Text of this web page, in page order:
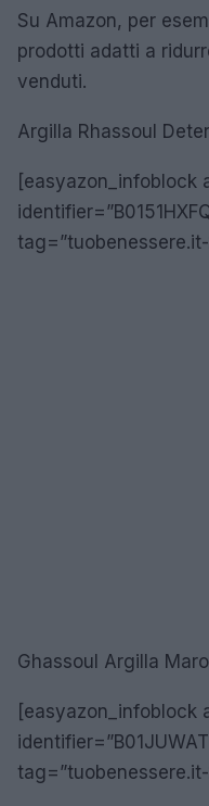
Su Amazon, per
prodotti adatti a
venduti.
Argilla Rhassoul
[easyazon_infoblock
tag=”tuobenessere.it-
Ghassoul Argilla
[easyazon_infoblock
tag=”tuobenessere.it-